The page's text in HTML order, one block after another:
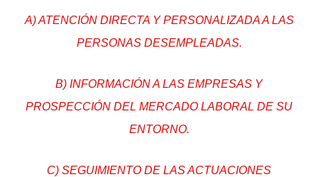
A) ATENCIÓN DIRECTA Y PERSONALIZADA A LAS
PERSONAS DESEMPLEADAS.
B) INFORMACIÓN A LAS EMPRESAS Y
PROSPECCIÓN DEL MERCADO LABORAL DE SU
ENTORNO.
C) SEGUIMIENTO DE LAS ACTUACIONES